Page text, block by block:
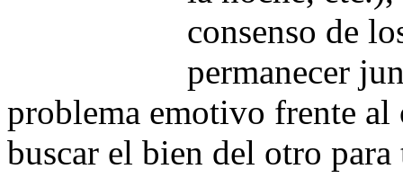
consenso de
permanecer
problema emotivo frente
buscar el bien del otro